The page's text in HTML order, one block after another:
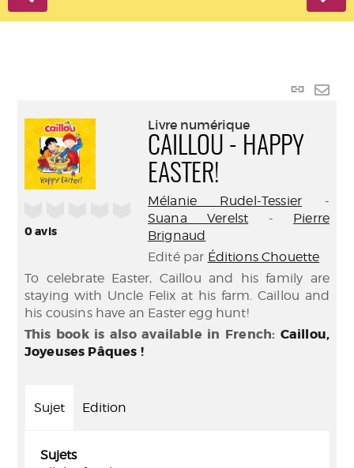
Lien
0avis
Livre numérique
CAILLOU - HAPPY
EASTER!
Mélanie Rudel-Tessier -
Suana Verelst - Pierre
Brignaud
Edité par Éditions Chouette
To celebrate Easter, Caillou and his family are
staying with Uncle Felix at his farm. Caillou and
his cousins have an Easter egg hunt!
This book is also available in French: Caillou,
Joyeuses Pâques !
Sujet Edition
Sujets